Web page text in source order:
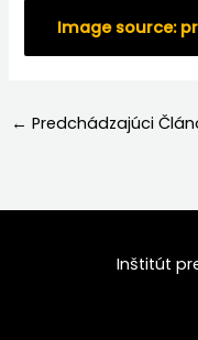
Image source:
← Predchádzajúci
Inštitút